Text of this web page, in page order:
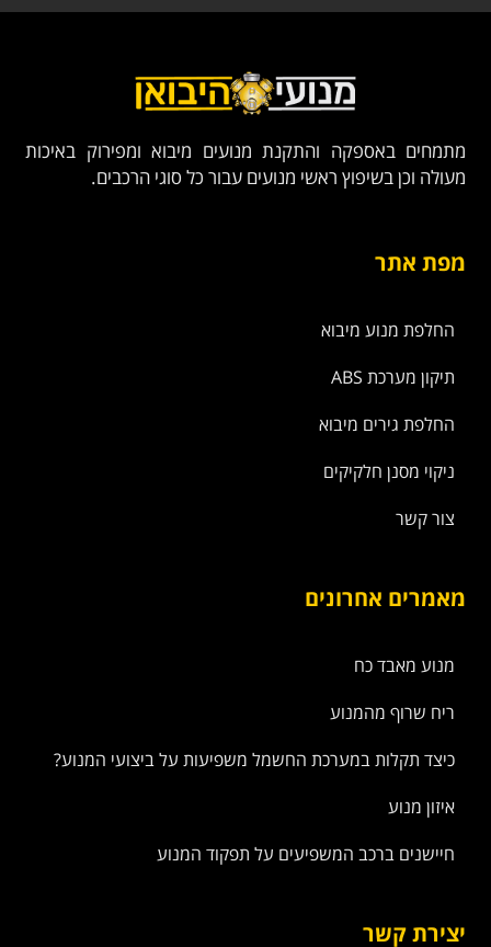
מתמחים באספקה והתקנת מנועים מיבוא ומפירוק באיכות
מעולה וכן בשיפוץ ראשי מנועים עבור כל סוגי הרכבים.
מפת אתר
החלפת מנוע מיבוא
תיקון מערכת ABS
החלפת גירים מיבוא
ניקוי מסנן חלקיקים
צור קשר
מאמרים אחרונים
מנוע מאבד כח
ריח שרוף מהמנוע
כיצד תקלות במערכת החשמל משפיעות על ביצועי המנוע?
איזון מנוע
חיישנים ברכב המשפיעים על תפקוד המנוע
יצירת קשר